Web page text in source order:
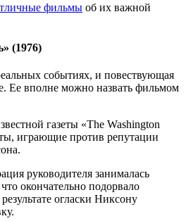
фильмы об их важной
(1976)
событиях, и повествующая
Ее вполне можно назвать фильмом
газеты «The Washington
играющие против репутации
руководителя занималась
окончательно подорвало
огласки Никсону